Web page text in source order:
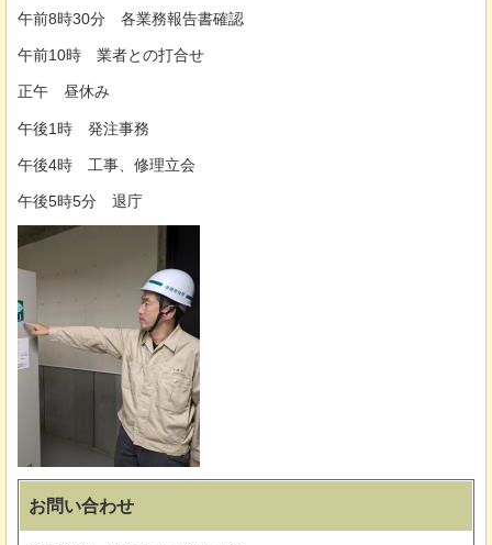
午前8時30分 各業務報告書確認
午前10時 業者との打合せ
正午 昼休み
午後1時 発注事務
午後4時 工事、修理立会
午後5時5分 退庁
お問い合わせ